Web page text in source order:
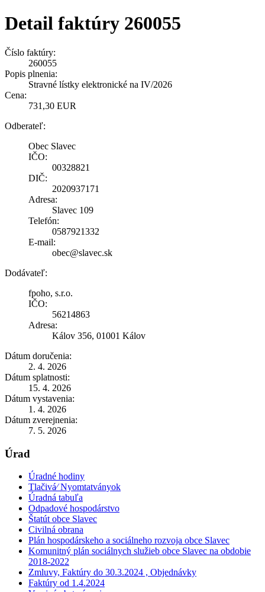
Detail faktúry 260055
Číslo faktúry:
260055
Popis plnenia:
Stravné lístky elektronické na IV/2026
Cena:
731,30 EUR
Odberateľ:
Obec Slavec
IČO:
00328821
DIČ:
2020937171
Adresa:
Slavec 109
Telefón:
0587921332
E-mail:
obec@slavec.sk
Dodávateľ:
fpoho, s.r.o.
IČO:
56214863
Adresa:
Kálov 356, 01001 Kálov
Dátum doručenia:
2. 4. 2026
Dátum splatnosti:
15. 4. 2026
Dátum vystavenia:
1. 4. 2026
Dátum zverejnenia:
7. 5. 2026
Úrad
Úradné hodiny
Tlačivá⁄ Nyomtatványok
Úradná tabuľa
Odpadové hospodárstvo
Štatút obce Slavec
Civilná obrana
Plán hospodárskeho a sociálneho rozvoja obce Slavec
Komunitný plán sociálnych služieb obce Slavec na obdobie
2018-2022
Zmluvy, Faktúry do 30.3.2024 , Objednávky
Faktúry od 1.4.2024